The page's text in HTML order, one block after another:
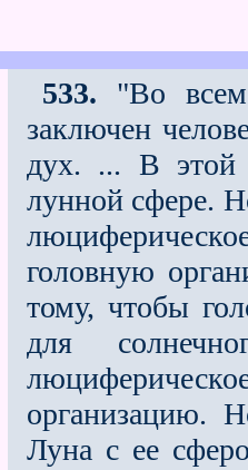
533. "Во
заключен
дух. ... В этой
лунной сфере.
головную
тому, чтобы
для
организацию.
Луна с ее